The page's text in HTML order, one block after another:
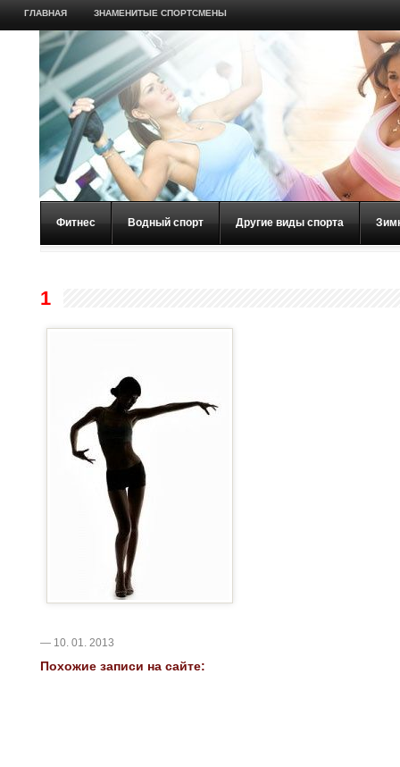
ГЛАВНАЯ ЗНАМЕНИТЫЕ СПОРТСМЕНЫ
Фитнес Водный спорт Другие виды спорта
1
— 10. 01. 2013
Похожие записи на сайте: